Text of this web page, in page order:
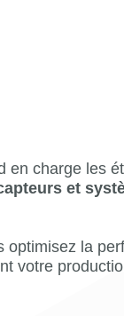
en charge les
et
la
votre